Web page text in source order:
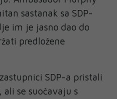
sastanak sa SDP-
im je jasno dao do
predložene
SDP-a pristali
se suočavaju s